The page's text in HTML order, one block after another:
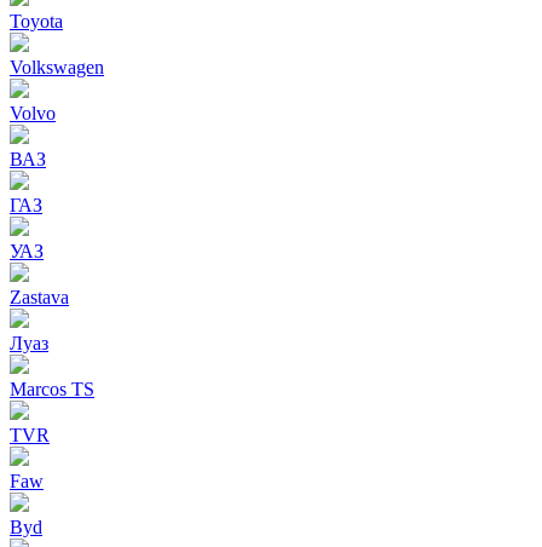
Toyota
Volkswagen
Volvo
ВАЗ
ГАЗ
УАЗ
Zastava
Луаз
Marcos TS
TVR
Faw
Byd